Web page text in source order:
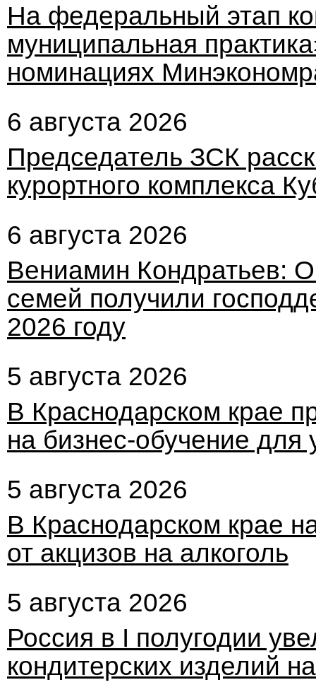
На федеральный этап
муниципальная
номинациях
6 августа 2026
Председатель ЗСК
курортного комплекса
6 августа 2026
Вениамин Кондратьев:
семей получили
2026 году
5 августа 2026
В Краснодарском крае
на бизнес-обучение
5 августа 2026
В Краснодарском крае
от акцизов на алкоголь
5 августа 2026
Россия в I полугодии
кондитерских изделий